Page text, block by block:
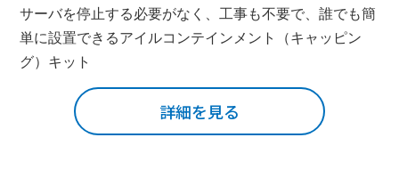
サーバを停止する必要がなく、工事も不要で、誰でも簡
単に設置できるアイルコンテインメント（キャッピン
グ）キット
詳細を見る